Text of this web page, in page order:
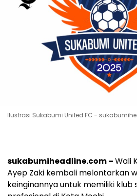
Ilustrasi Sukabumi United FC -
sukabumiheadline.com –Wali
Ayep Zaki kembali melontarkan
keinginannya untuk memiliki klub